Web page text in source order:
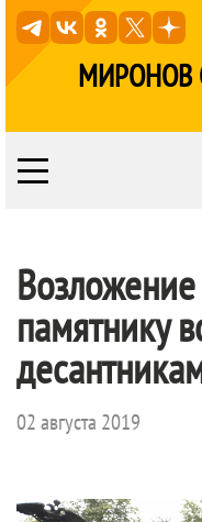
МИРОНОВ
памятнику
02 августа 2019